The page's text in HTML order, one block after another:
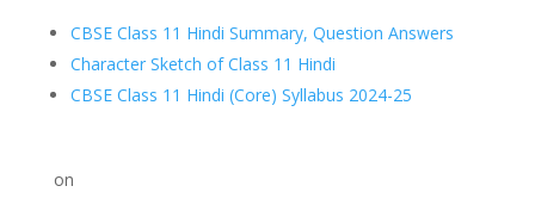
CBSE Class 11 Hindi Summary, Question Answers
Character Sketch of Class 11 Hindi
CBSE Class 11 Hindi (Core) Syllabus 2024-25
on